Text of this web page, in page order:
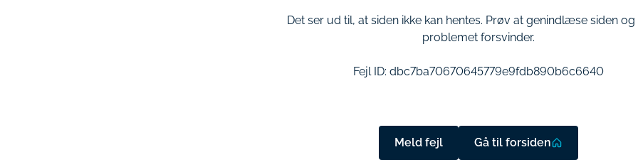
Det ser ud til, at siden ikke kan hentes. Prøv at genindlæse siden og
problemet forsvinder.
Fejl ID: dbc7ba70670645779e9fdb890b6c6640
Meld fejl Gå til forsiden